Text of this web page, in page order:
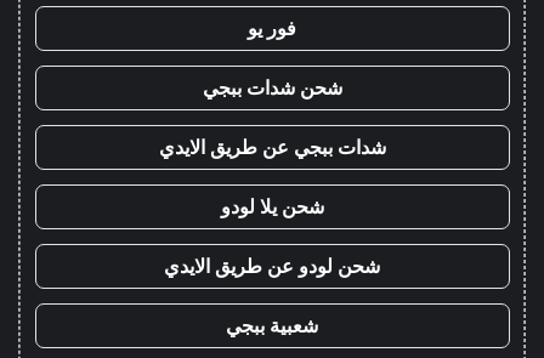
فور يو
شحن شدات ببجي
شدات ببجي عن طريق الايدي
شحن يلا لودو
شحن لودو عن طريق الايدي
شعبية ببجي